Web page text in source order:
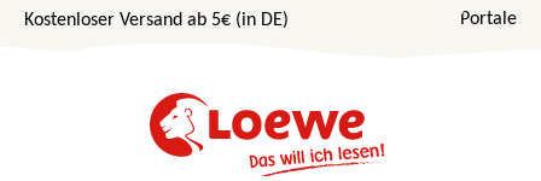
Zum Hauptinhalt springen
Kostenloser Versand ab 5€ (in DE) Portale